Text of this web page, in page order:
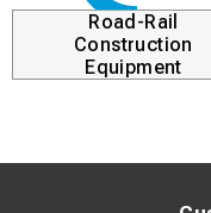
Road-Rail
Construction
Equipment